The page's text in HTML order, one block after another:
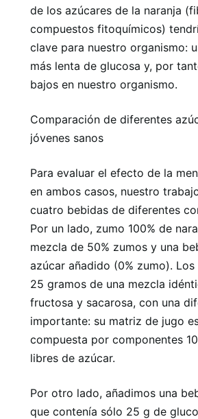
de los azúcares de la naranja
compuestos fitoquímicos)
clave para nuestro organismo:
más lenta de glucosa y, por
bajos en nuestro organismo.
Comparación de diferentes
jóvenes sanos
Para evaluar el efecto de la
en ambos casos, nuestro
cuatro bebidas de diferentes
Por un lado, zumo 100% de
mezcla de 50% zumos y una
azúcar añadido (0% zumo).
25 gramos de una mezcla
fructosa y sacarosa, con una
importante: su matriz de jugo
compuesta por componentes
libres de azúcar.
Por otro lado, añadimos una
que contenía sólo 25 g de